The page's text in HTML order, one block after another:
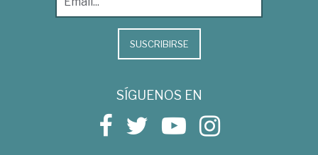
SUSCRIBIRSE
SÍGUENOS EN